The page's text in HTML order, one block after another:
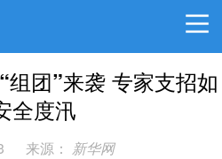
团”来袭 专家支招如
全度汛
来源： 新华网